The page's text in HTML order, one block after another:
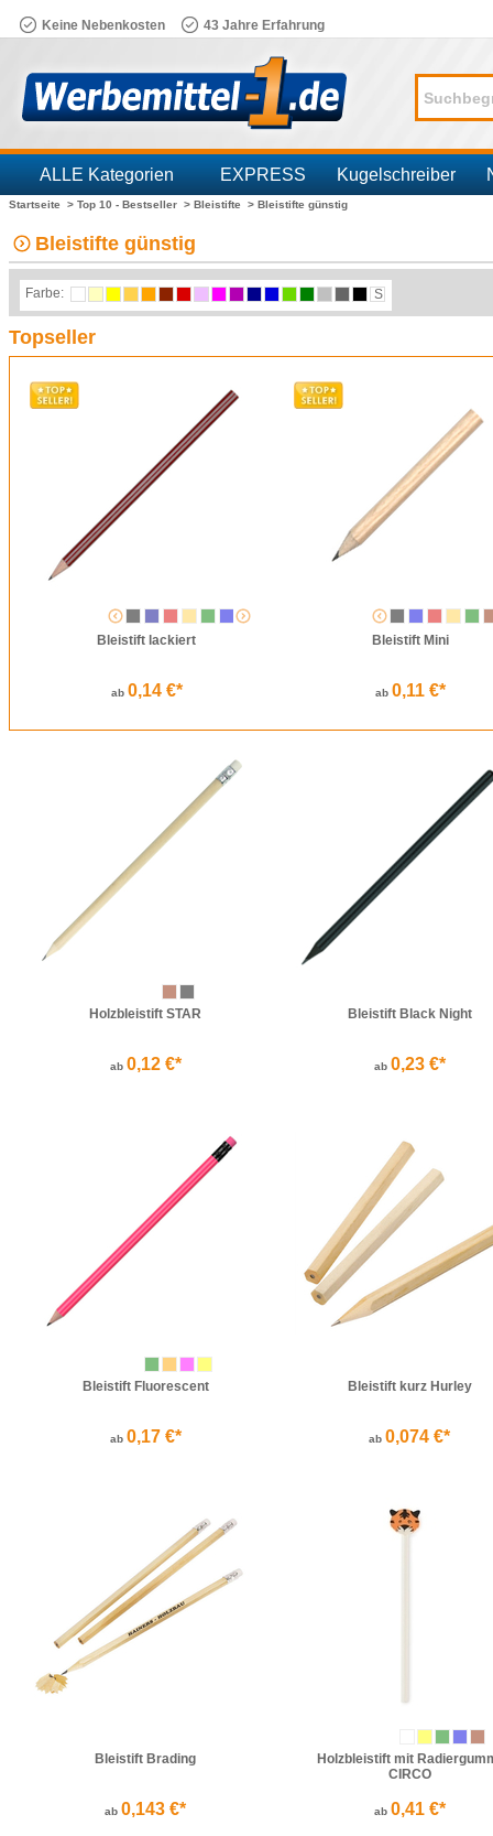
Keine Nebenkosten 43 Jahre Erfahrung
ALLE Kategorien EXPRESS Kugelschreiber
Startseite > Top 10 - Bestseller > Bleistifte > Bleistifte günstig
Bleistifte günstig
Farbe: S
Topseller
Bleistift lackiert
ab 0,14 €*
Bleistift Mini
ab 0,11 €*
Holzbleistift STAR
ab 0,12 €*
Bleistift Black Night
ab 0,23 €*
Bleistift Fluorescent
ab 0,17 €*
Bleistift kurz Hurley
ab 0,074 €*
Bleistift Brading
ab 0,143 €*
Holzbleistift mit
CIRCO
ab 0,41 €*